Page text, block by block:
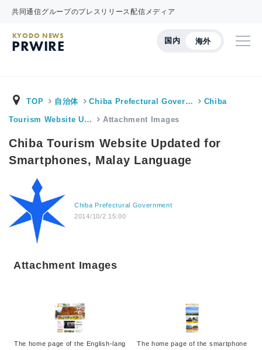
共同通信グループのプレスリリース配信メディア
国内 海外
KYODO NEWS
PRWIRE
TOP 自治体 Chiba Prefectural Gover… Chiba
Tourism Website U… Attachment Images
Chiba Tourism Website Updated for
Smartphones, Malay Language
Chiba Prefectural Government
2014/10/2 15:00
Attachment Images
The home page of the English-lang
The home page of the smartphone